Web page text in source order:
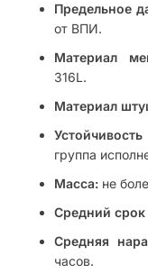
Предельное
от ВПИ.
Материал
316L.
Материал
группа
Масса: не
Средний
Средняя
часов.